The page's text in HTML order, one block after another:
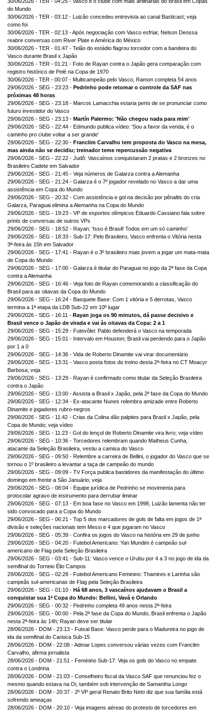
do Mundo
30/06/2026 - TER - 03:12 - Luizão concedeu entrevista ao canal Basticast; veja
como foi
30/06/2026 - TER - 02:13 - Após negociação com Vasco esfriar, Nelson Deossa
reabre conversas com River Plate e América do México
30/06/2026 - TER - 01:47 - Telão do estádio flagrou torcedor com a bandeira do
Vasco durante Brasil x Japão
30/06/2026 - TER - 01:21 - Foto de Rayan contra o Japão gera comparação com
registro histórico de Pelé na Copa de 1970
30/06/2026 - TER - 00:07 - Multicampeão pelo Vasco, Ramon completa 54 anos
29/06/2026 - SEG - 23:23 - Pedrinho pode retomar o controle da SAF nas
próximas 48 horas
29/06/2026 - SEG - 23:18 - Marcos Lamacchia estaria perto de se pronunciar como
futuro investidor do Vasco
29/06/2026 - SEG - 23:13 - Martín Palermo: 'Não chegou nada para mim'
29/06/2026 - SEG - 22:44 - Edmundo publica vídeo: 'Sou a favor da venda, é o
caminho pro clube voltar a ser grande'
29/06/2026 - SEG - 22:30 - Franclim Carvalho tem proposta do Vasco na mesa,
mas ainda não se decidiu; treinador teme repercussão negativa
29/06/2026 - SEG - 22:22 - Judô: Vascaínos conquistaram 2 pratas e 2 bronzes no
Brasileiro Cadete em Salvador
29/06/2026 - SEG - 21:45 - Veja números de Galarza contra a Alemanha
29/06/2026 - SEG - 21:24 - Galarza é o 7º jogador revelado no Vasco a dar uma
assistência em Copa do Mundo
29/06/2026 - SEG - 20:32 - Com assistência e gol na decisão por pênaltis do cria
Galarza, Paraguai elimina a Alemanha na Copa do Mundo
29/06/2026 - SEG - 19:23 - VP de esportes olímpicos Eduardo Cassiano fala sobre
prints de conversas de outros VPs
29/06/2026 - SEG - 18:52 - Rayan: 'Isso é Brasil! Todos em um só caminho'
29/06/2026 - SEG - 18:33 - Sub-17: Pelo Brasileiro, Vasco enfrenta o Vitória nesta
3ª-feira às 15h em Salvador
29/06/2026 - SEG - 17:41 - Rayan é o 3º brasileiro mais jovem a jogar um mata-mata
de Copa do Mundo
29/06/2026 - SEG - 17:00 - Galarza é titular do Paraguai no jogo da 2ª fase da Copa
contra a Alemanha
29/06/2026 - SEG - 16:46 - Veja foto de Rayan comemorando a classificação do
Brasil para as oitavas da Copa do Mundo
29/06/2026 - SEG - 16:24 - Basquete Base: Com 1 vitória e 5 derrotas, Vasco
termina a 1ª etapa da LDB Sub-22 em 10º lugar
29/06/2026 - SEG - 16:11 - Rayan joga os 90 minutos, dá passe decisivo e
Brasil vence o Japão de virada e vai às oitavas da Copa: 2 a 1
29/06/2026 - SEG - 15:29 - Futevôlei: Pablo defenderá o Vasco na temporada
29/06/2026 - SEG - 15:01 - Intervalo em Houston; Brasil vai perdendo para o Japão
por 1 a 0
29/06/2026 - SEG - 14:36 - Vida de Roberto Dinamite vai virar documentário
29/06/2026 - SEG - 13:31 - Vasco posta fotos do treino desta 2ª-feira no CT Moacyr
Barbosa; veja
29/06/2026 - SEG - 13:29 - Rayan é confirmado como titular da Seleção Brasileira
contra o Japão
29/06/2026 - SEG - 13:00 - Assista a Brasil x Japão, pela 2ª fase da Copa do Mundo
29/06/2026 - SEG - 12:34 - Ex-atacante Nunes relembra amizade entre Roberto
Dinamite e jogadores rubro-negros
29/06/2026 - SEG - 11:42 - Crias da Colina dão palpites para Brasil x Japão, pela
Copa do Mundo; veja vídeo
29/06/2026 - SEG - 11:23 - Gol do lençol de Roberto Dinamite vira livro; veja vídeo
29/06/2026 - SEG - 10:36 - Torcedores relembram quando Matheus Cunha,
atacante da Seleção Brasileira, vestiu a camisa do Vasco
29/06/2026 - SEG - 09:50 - Relembre a carreira de Bellini, o jogador do Vasco que se
tornou o 1º brasileiro a levantar a taça de campeão do mundo
29/06/2026 - SEG - 09:09 - TV Força publica bastidores da manifestação do último
domingo em frente a São Januário; veja
29/06/2026 - SEG - 08:04 - Equipe jurídica de Pedrinho se movimenta para
protocolar agravo de instrumento para derrubar liminar
29/06/2026 - SEG - 07:13 - Em boa fase no Vasco em 1998, Luizão lamenta não ter
sido convocado para a Copa do Mundo
29/06/2026 - SEG - 06:21 - Top 5 dos marcadores de gols de falta em jogos de 1ª
divisão e seleções nacionais tem Messi e 4 que jogaram no Vasco
29/06/2026 - SEG - 05:39 - Confira os jogos do Vasco na história em 29 de junho
29/06/2026 - SEG - 04:20 - Futebol Americano: Yan Mundim é campeão sul-
americano de Flag pela Seleção Brasileira
29/06/2026 - SEG - 03:41 - Sub-11: Vasco vence o Urubu por 4 a 3 no jogo de ida da
semifinal do Torneio Élio Campos
29/06/2026 - SEG - 02:28 - Futebol Americano Feminino: Thamires e Larinha são
campeãs sul-americanas de Flag pela Seleção Brasileira
29/06/2026 - SEG - 01:10 - Há 68 anos, 3 vascaínos ajudavam o Brasil a
conquistar sua 1ª Copa do Mundo: Bellini, Vavá e Orlando
29/06/2026 - SEG - 00:32 - Pedrinho completa 49 anos nesta 2ª-feira
29/06/2026 - SEG - 00:00 - Pela 2ª fase da Copa do Mundo, Brasil enfrenta o Japão
nesta 2ª-feira às 14h; Rayan deve ser titular
28/06/2026 - DOM - 23:13 - Futsal Base: Vasco perde para o Madureira no jogo de
ida da semifinal do Carioca Sub-15
28/06/2026 - DOM - 22:08 - Admar Lopes conversou várias vezes com Franclim
Carvalho, afirma jornalista
28/06/2026 - DOM - 21:51 - Feminino Sub-17: Veja os gols do Vasco no empate
contra o Londrina
28/06/2026 - DOM - 21:03 - Conselheiro fiscal da Vasco SAF que renunciou fez o
mesmo quando estava na Oi, também sob intervenção de Samantha Longo
28/06/2026 - DOM - 20:37 - 2º VP geral Renato Brito Neto diz que sua família está
sofrendo ameaças
28/06/2026 - DOM - 20:10 - Veja imagens aéreas do protesto de torcedores em